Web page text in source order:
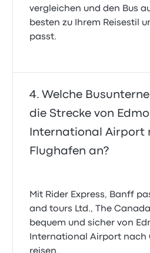
vergleichen und den Bus
besten zu Ihrem Reisestil
passt.
Welche
die Strecke von
International Airport
Flughafen an?
Mit Rider Express, Banff
and tours Ltd., The
bequem und sicher von
International Airport nach